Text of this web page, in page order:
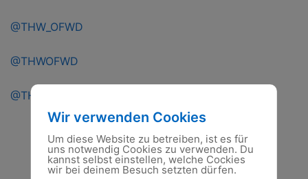
@THW_OFWD
@THWOFWD
@THWOFWD
Wir verwenden Cookies
Um diese Website zu betreiben, ist es für
uns notwendig Cookies zu verwenden. Du
kannst selbst einstellen, welche Cockies
wir bei deinem Besuch setzten dürfen.